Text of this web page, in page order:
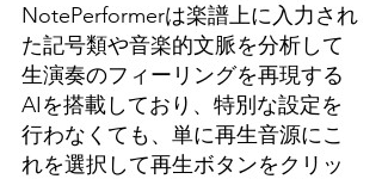
NotePerformerは楽譜上に入力され
た記号類や音楽的文脈を分析して
生演奏のフィーリングを再現する
AIを搭載しており、特別な設定を
行わなくても、単に再生音源にこ
れを選択して再生ボタンをクリッ